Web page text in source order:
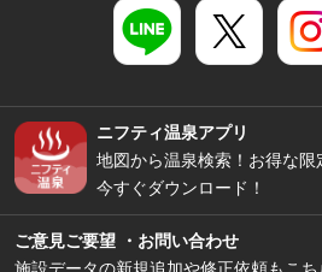
ニフティ温泉アプリ
地図から温泉検索！お得な限
今すぐダウンロード！
ご意見ご要望 ・お問い合わせ